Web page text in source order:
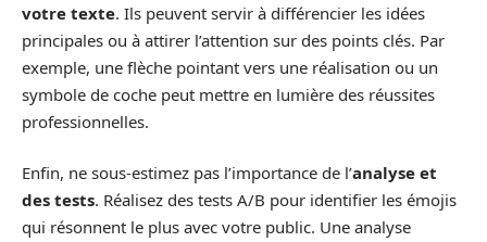
votre texte. Ils peuvent servir à différencier les idées
principales ou à attirer l’attention sur des points clés. Par
exemple, une flèche pointant vers une réalisation ou un
symbole de coche peut mettre en lumière des réussites
professionnelles.
Enfin, ne sous-estimez pas l’importance de l’analyse et
des tests. Réalisez des tests A/B pour identifier les émojis
qui résonnent le plus avec votre public. Une analyse